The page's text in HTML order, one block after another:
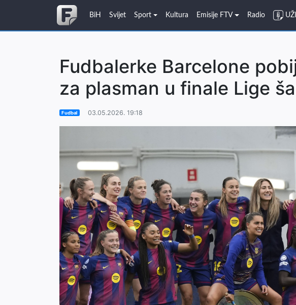
BiH Svijet Sport Kultura Emisije FTV Radio
Fudbalerke Barcelone
za plasman u finale Lige
Fudbal 03.05.2026. 19:18